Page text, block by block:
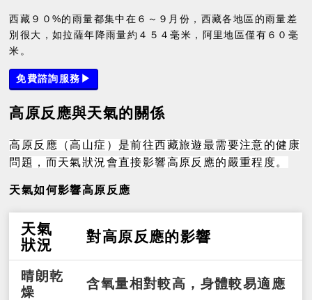
西藏９０%的雨量都集中在６～９月份，西藏各地區的雨量差
別很大，如拉薩年降雨量約４５４毫米，阿里地區僅有６０毫
米。
免費諮詢服務▶
高原反應與天氣的關係
高原反應（高山症）是前往西藏旅遊最需要注意的健康
問題，而天氣狀況會直接影響高原反應的嚴重程度。
天氣如何影響高原反應
天氣
狀況
對高原反應的影響
晴朗乾
燥
含氧量相對較高，身體較易適應